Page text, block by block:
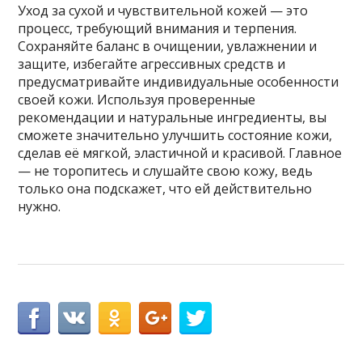
Уход за сухой и чувствительной кожей — это
процесс, требующий внимания и терпения.
Сохраняйте баланс в очищении, увлажнении и
защите, избегайте агрессивных средств и
предусматривайте индивидуальные особенности
своей кожи. Используя проверенные
рекомендации и натуральные ингредиенты, вы
сможете значительно улучшить состояние кожи,
сделав её мягкой, эластичной и красивой. Главное
— не торопитесь и слушайте свою кожу, ведь
только она подскажет, что ей действительно
нужно.